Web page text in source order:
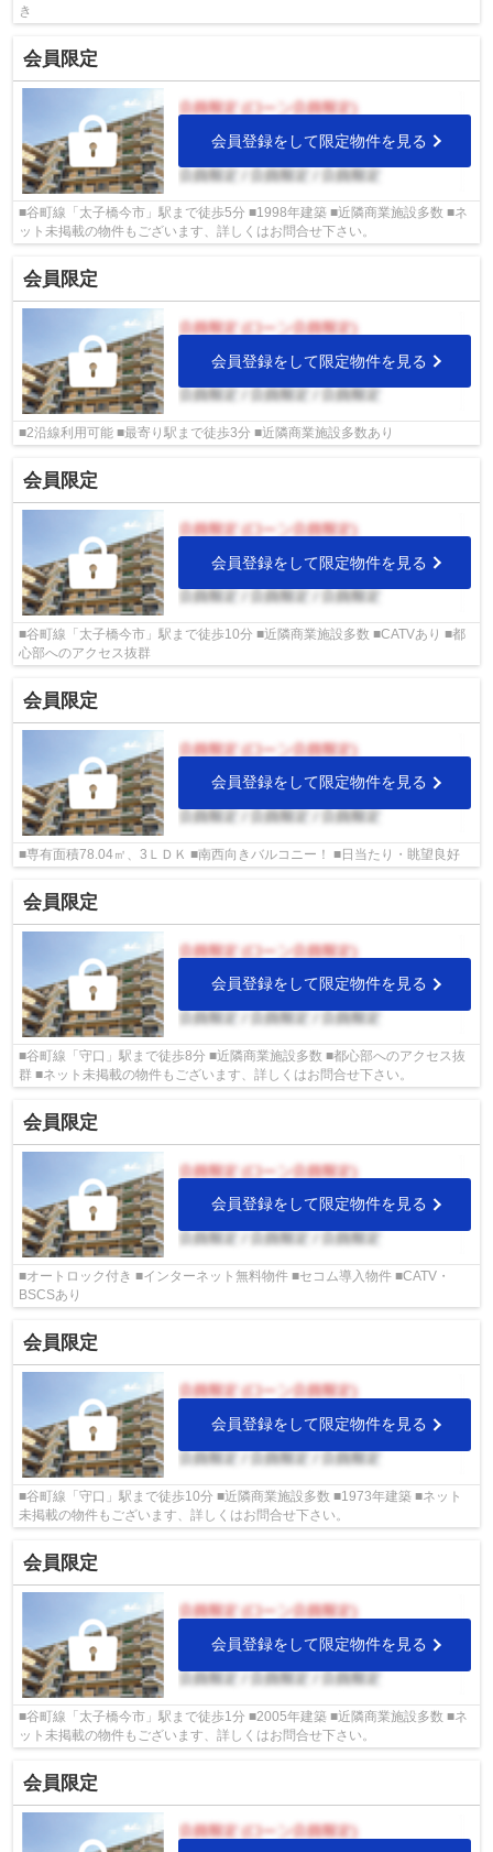
き
会員限定
会員登録をして限定物件を見る
■谷町線「太子橋今市」駅まで徒歩5分 ■1998年建築 ■近隣商業施設多数 ■ネ
ット未掲載の物件もございます、詳しくはお問合せ下さい。
会員限定
会員登録をして限定物件を見る
■2沿線利用可能 ■最寄り駅まで徒歩3分 ■近隣商業施設多数あり
会員限定
会員登録をして限定物件を見る
■谷町線「太子橋今市」駅まで徒歩10分 ■近隣商業施設多数 ■CATVあり ■都
心部へのアクセス抜群
会員限定
会員登録をして限定物件を見る
■専有面積78.04㎡、3ＬＤＫ ■南西向きバルコニー！ ■日当たり・眺望良好
会員限定
会員登録をして限定物件を見る
■谷町線「守口」駅まで徒歩8分 ■近隣商業施設多数 ■都心部へのアクセス抜
群 ■ネット未掲載の物件もございます、詳しくはお問合せ下さい。
会員限定
会員登録をして限定物件を見る
■オートロック付き ■インターネット無料物件 ■セコム導入物件 ■CATV・
BSCSあり
会員限定
会員登録をして限定物件を見る
■谷町線「守口」駅まで徒歩10分 ■近隣商業施設多数 ■1973年建築 ■ネット
未掲載の物件もございます、詳しくはお問合せ下さい。
会員限定
会員登録をして限定物件を見る
■谷町線「太子橋今市」駅まで徒歩1分 ■2005年建築 ■近隣商業施設多数 ■ネ
ット未掲載の物件もございます、詳しくはお問合せ下さい。
会員限定